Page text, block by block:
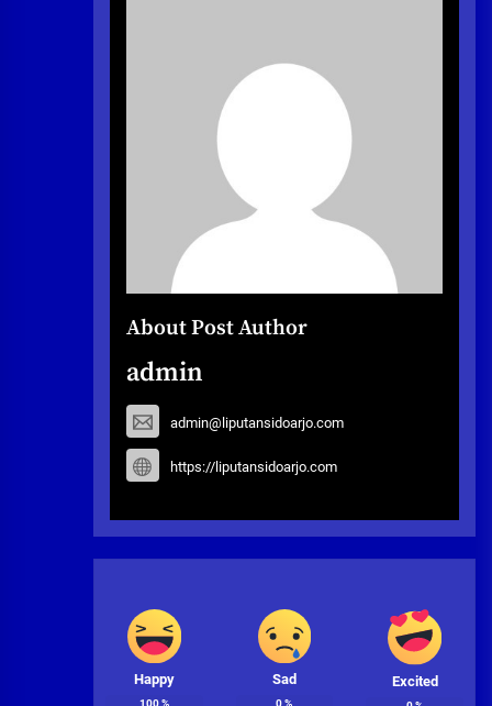
About Post Author
admin
admin@liputansidoarjo.com
https://liputansidoarjo.com
Happy
100%
Sad
0%
Excited